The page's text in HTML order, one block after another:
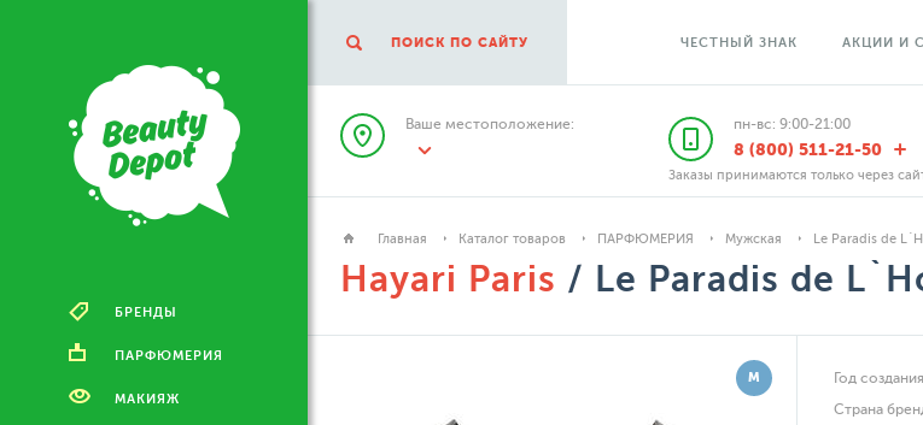
БРЕНДЫ
ПАРФЮМЕРИЯ
МАКИЯЖ
ПОИСК ПО САЙТУ ЧЕСТНЫЙ ЗНАК АКЦИИ И
Ваше местоположение: пн-вс: 9:00-21:00
8 (800) 511-21-50
Заказы принимаются только через
Главная Каталог товаров ПАРФЮМЕРИЯ Мужская Le Paradis de
Hayari Paris / Le Paradis de
М Год
Страна